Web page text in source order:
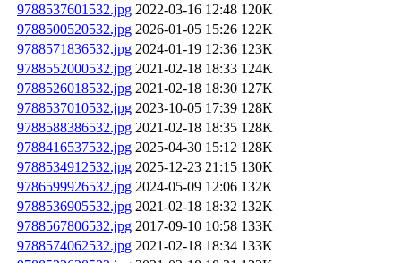
9788537601532.jpg 2022-03-16 12:48 120K
9788500520532.jpg 2026-01-05 15:26 122K
9788571836532.jpg 2024-01-19 12:36 123K
9788552000532.jpg 2021-02-18 18:33 124K
9788526018532.jpg 2021-02-18 18:30 127K
9788537010532.jpg 2023-10-05 17:39 128K
9788588386532.jpg 2021-02-18 18:35 128K
9788416537532.jpg 2025-04-30 15:12 128K
9788534912532.jpg 2025-12-23 21:15 130K
9786599926532.jpg 2024-05-09 12:06 132K
9788536905532.jpg 2021-02-18 18:32 132K
9788567806532.jpg 2017-09-10 10:58 133K
9788574062532.jpg 2021-02-18 18:34 133K